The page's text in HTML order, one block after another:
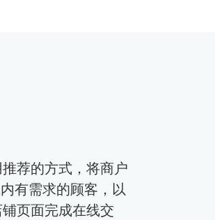
荐的方式，将商户
有需求的顾客，以
页面完成在线交